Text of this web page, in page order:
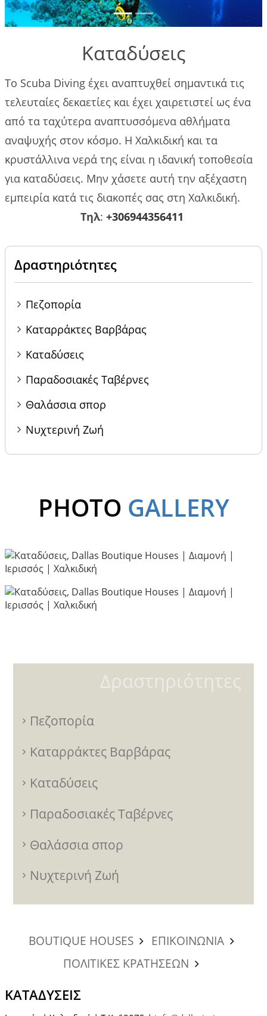
που
πρέπει να
Επικοινωνία
Πολιτικές
κρατήσεων
Καταδύσεις
Το Scuba Diving έχει αναπτυχθεί σημαντικά τις
τελευταίες δεκαετίες και έχει χαιρετιστεί ως ένα
από τα ταχύτερα αναπτυσσόμενα αθλήματα
αναψυχής στον κόσμο. Η Χαλκιδική και τα
κρυστάλλινα νερά της είναι η ιδανική τοποθεσία
για καταδύσεις. Μην χάσετε αυτή την αξέχαστη
εμπειρία κατά τις διακοπές σας στη Χαλκιδική.
Τηλ: +306944356411
Δραστηριότητες
Πεζοπορία
Καταρράκτες Βαρβάρας
Καταδύσεις
Παραδοσιακές Ταβέρνες
Θαλάσσια σπορ
Νυχτερινή Ζωή
PHOTO GALLERY
Δραστηριότητες
Πεζοπορία
Καταρράκτες Βαρβάρας
Καταδύσεις
Παραδοσιακές Ταβέρνες
Θαλάσσια σπορ
Νυχτερινή Ζωή
BOUTIQUE HOUSES
ΕΠΙΚΟΙΝΩΝΙΑ
ΠΟΛΙΤΙΚΕΣ ΚΡΑΤΗΣΕΩΝ
ΚΑΤΑΔΎΣΕΙΣ